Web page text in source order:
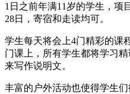
1日之前年满11岁的学生，项
28日，寄宿和走读均可。
学生每天将会上4门精彩的课
门课上，所有学生都将学习
来写作说明文。
丰富的户外活动也使得学生